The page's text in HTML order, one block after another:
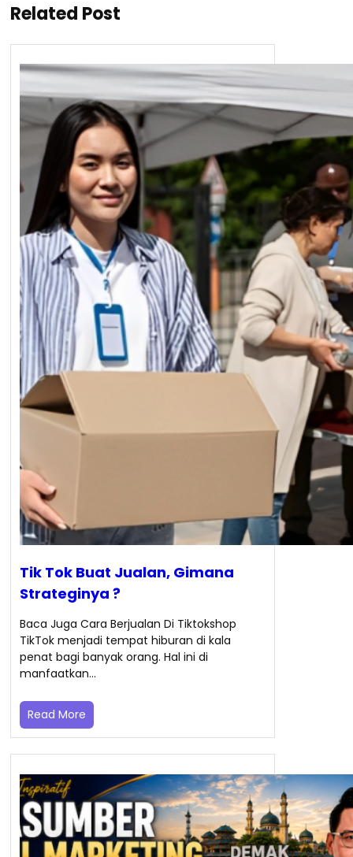
Related Post
Tik Tok Buat Jualan, Gimana
Strateginya ?
Baca Juga Cara Berjualan Di Tiktokshop
TikTok menjadi tempat hiburan di kala
penat bagi banyak orang. Hal ini di
manfaatkan…
Read More